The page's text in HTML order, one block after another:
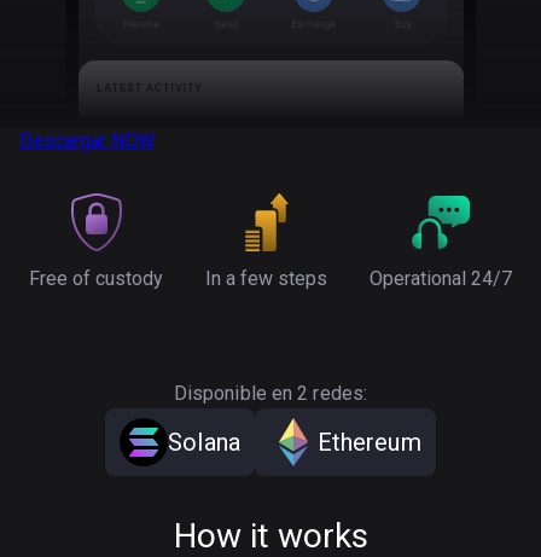
Descargar NOW
Free of custody In a few steps Operational 24/7
Disponible en 2 redes:
Solana Ethereum
How it works